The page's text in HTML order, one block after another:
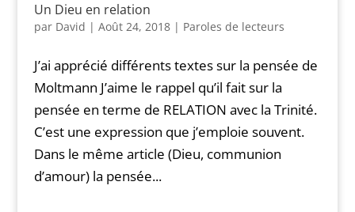
Un Dieu en relation
par David | Août 24, 2018| Paroles de lecteurs
J’ai apprécié différents textes sur la pensée de
Moltmann J’aime le rappel qu’il fait sur la
pensée en terme de RELATION avec la Trinité.
C’est une expression que j’emploie souvent.
Dans le même article (Dieu, communion
d’amour) la pensée...